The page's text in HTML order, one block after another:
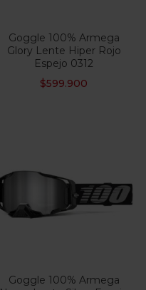
Goggle 100% Armega
Glory Lente Hiper Rojo
Espejo 0312
$599.900
Goggle 100% Armega